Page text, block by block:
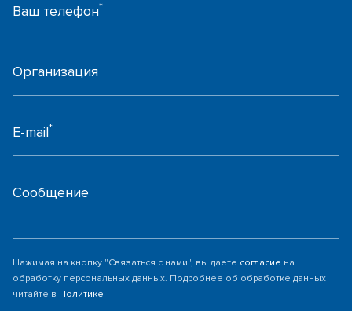
Ваш телефон*
Организация
E-mail*
Сообщение
Нажимая на кнопку "Связаться с нами", вы даете согласие на
обработку персональных данных. Подробнее об обработке данных
читайте в Политике